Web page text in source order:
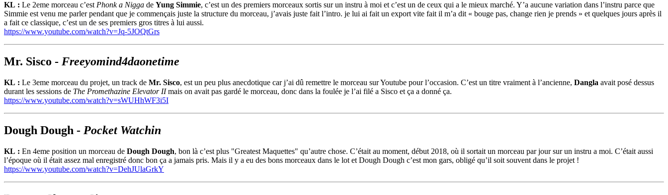
KL : Le 2eme morceau c’est Phonk a Nigga de Yung Simmie, c’est un des premiers morceaux sortis sur un instru à moi et c’est un de ceux qui a le mieux marché. Y’a aucune variation dans l’instru parce que
Simmie est venu me parler pendant que je commençais juste la structure du morceau, j’avais juste fait l’intro. je lui ai fait un export vite fait il m’a dit « bouge pas, change rien je prends » et quelques jours après il
a fait ce classique, c’est un de ses premiers gros titres à lui aussi.
https://www.youtube.com/watch?v=Jq-5JOQtGrs
Mr. Sisco - Freeyomind4daonetime
KL : Le 3eme morceau du projet, un track de Mr. Sisco, est un peu plus anecdotique car j’ai dû remettre le morceau sur Youtube pour l’occasion. C’est un titre vraiment à l’ancienne, Dangla avait posé dessus
durant les sessions de The Promethazine Elevator IImais on avait pas gardé le morceau, donc dans la foulée je l’ai filé a Sisco et ça a donné ça.
https://www.youtube.com/watch?v=sWUHhWF3i5I
Dough Dough - Pocket Watchin
KL : En 4eme position un morceau de Dough Dough, bon là c’est plus "Greatest Maquettes" qu’autre chose. C’était au moment, début 2018, où il sortait un morceau par jour sur un instru a moi. C’était aussi
l’époque où il était assez mal enregistré donc bon ça a jamais pris. Mais il y a eu des bons morceaux dans le lot et Dough Dough c’est mon gars, obligé qu’il soit souvent dans le projet !
https://www.youtube.com/watch?v=DehJUlaGrkY